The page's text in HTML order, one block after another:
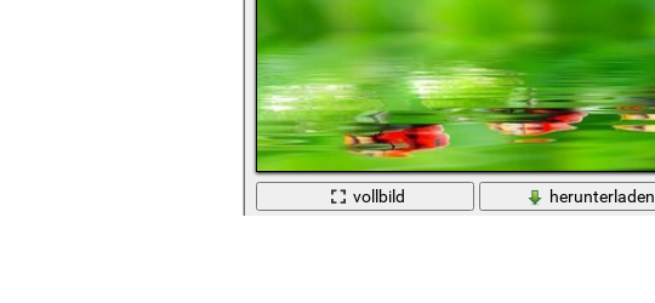
vollbild
herunterladen